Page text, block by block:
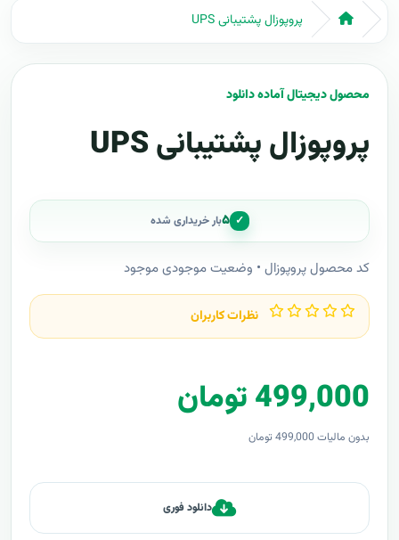
پروپوزال پشتیبانی UPS
محصول دیجیتال آماده دانلود
پروپوزال پشتیبانی UPS
✓ ۵بار خریداری شده
کد محصول پروپوزال • وضعیت موجودی موجود
نظرات کاربران
499,000 تومان
بدون مالیات 499,000 تومان
دانلود فوری